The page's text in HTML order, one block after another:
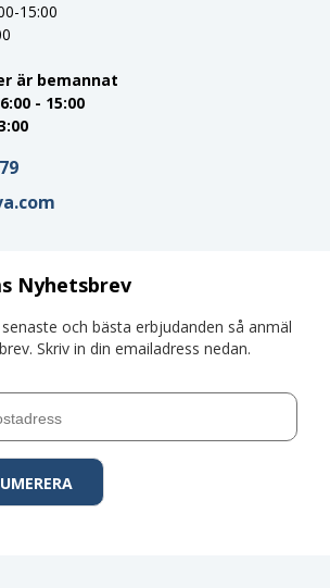
Nyhetsbrev
och bästa erbjudanden så anmäl
Skriv in din emailadress nedan.
15:00
är bemannat
- 15:00